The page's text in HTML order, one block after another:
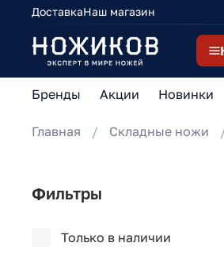
ДоставкаНаш магазин
Бренды Акции Новинки
Главная Складные ножи
Фильтры
Только в наличии